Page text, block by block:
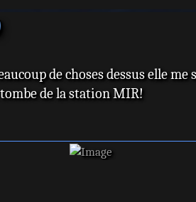
de choses dessus elle
de la station MIR!